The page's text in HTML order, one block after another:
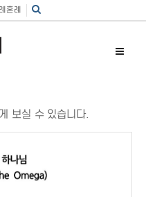
혼례
보실 수 있습니다.